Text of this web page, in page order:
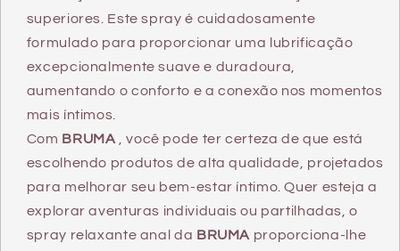
superiores. Este spray é cuidadosamente
formulado para proporcionar uma lubrificação
excepcionalmente suave e duradoura,
aumentando o conforto e a conexão nos momentos
mais íntimos.
Com BRUMA
, você pode ter certeza de que está
escolhendo produtos de alta qualidade, projetados
para melhorar seu bem-estar íntimo. Quer esteja a
explorar aventuras individuais ou partilhadas, o
spray relaxante anal da BRUMA proporciona-lhe